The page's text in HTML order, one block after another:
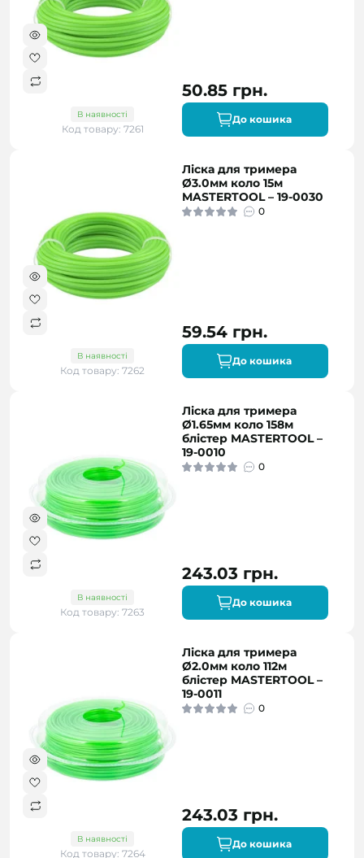
В наявності
Код товару: 7261
50.85 грн.
До кошика
В наявності
Код товару: 7262
Ліска для тримера
Ø3.0мм коло 15м
MASTERTOOL – 19-0030
0
59.54 грн.
До кошика
В наявності
Код товару: 7263
Ліска для тримера
Ø1.65мм коло 158м
блістер MASTERTOOL –
19-0010
0
243.03 грн.
До кошика
В наявності
Код товару: 7264
Ліска для тримера
Ø2.0мм коло 112м
блістер MASTERTOOL –
19-0011
0
243.03 грн.
До кошика